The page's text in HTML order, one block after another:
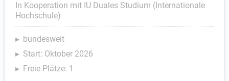
In Kooperation mit IU Duales Studium (Internationale
Hochschule)
bundesweit
Start: Oktober 2026
Freie Plätze: 1